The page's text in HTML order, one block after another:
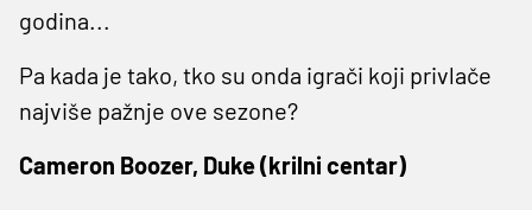
godina...
Pa kada je tako, tko su onda igrači koji privlače
najviše pažnje ove sezone?
Cameron Boozer, Duke (krilni centar)